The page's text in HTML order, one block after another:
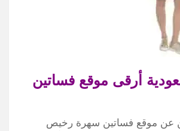
أرقى موقع فساتين
عن موقع فساتين سهرة رخيص